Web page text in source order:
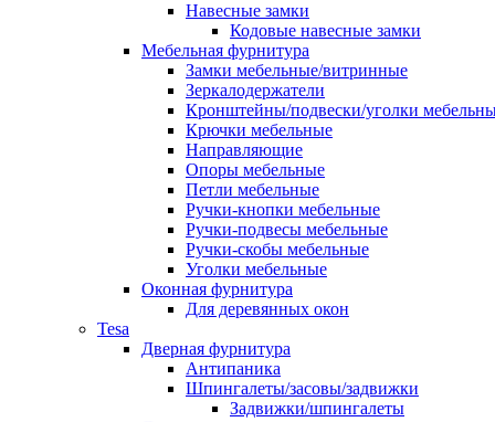
Навесные замки
Кодовые навесные замки
Мебельная фурнитура
Замки мебельные/витринные
Зеркалодержатели
Кронштейны/подвески/уголки
Крючки мебельные
Направляющие
Опоры мебельные
Петли мебельные
Ручки-кнопки мебельные
Ручки-подвесы мебельные
Ручки-скобы мебельные
Уголки мебельные
Оконная фурнитура
Для деревянных окон
Tesa
Дверная фурнитура
Антипаника
Шпингалеты/засовы/задвижки
Задвижки/шпингалеты